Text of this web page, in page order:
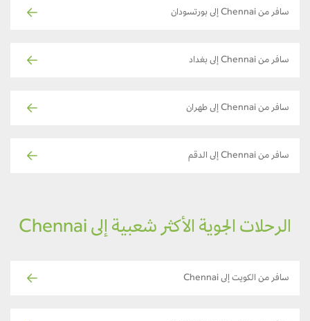
سافر من Chennai إلى بورتسودان
سافر من Chennai إلى بغداد
سافر من Chennai إلى طهران
سافر من Chennai إلى الدقم
الرحلات الجوية الأكثر شعبية إلى Chennai
سافر من الكويت إلى Chennai